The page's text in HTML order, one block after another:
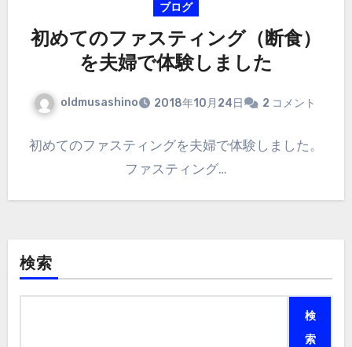
ブログ
初めてのファスティング（断食）
を夫婦で体験しました
oldmusashino 2018年10月24日 2 コメント
初めてのファスティングを夫婦で体験しました。
ファスティング…
検索
検
索